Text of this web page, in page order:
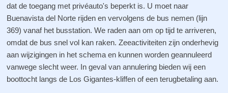
dat de toegang met privéauto's beperkt is. U moet naar
Buenavista del Norte rijden en vervolgens de bus nemen (lijn
369) vanaf het busstation. We raden aan om op tijd te arriveren,
omdat de bus snel vol kan raken. Zeeactiviteiten zijn onderhevig
aan wijzigingen in het schema en kunnen worden geannuleerd
vanwege slecht weer. In geval van annulering bieden wij een
boottocht langs de Los Gigantes-kliffen of een terugbetaling aan.